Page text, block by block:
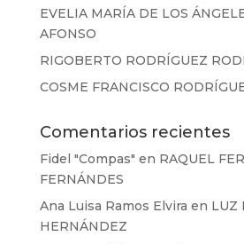
EVELIA MARÍA DE LOS
AFONSO
RIGOBERTO RODRÍGUEZ
COSME FRANCISCO
Comentarios recientes
Fidel "Compas" en RAQUEL
FERNÁNDES
Ana Luisa Ramos Elvira en LUZ
HERNÁNDEZ